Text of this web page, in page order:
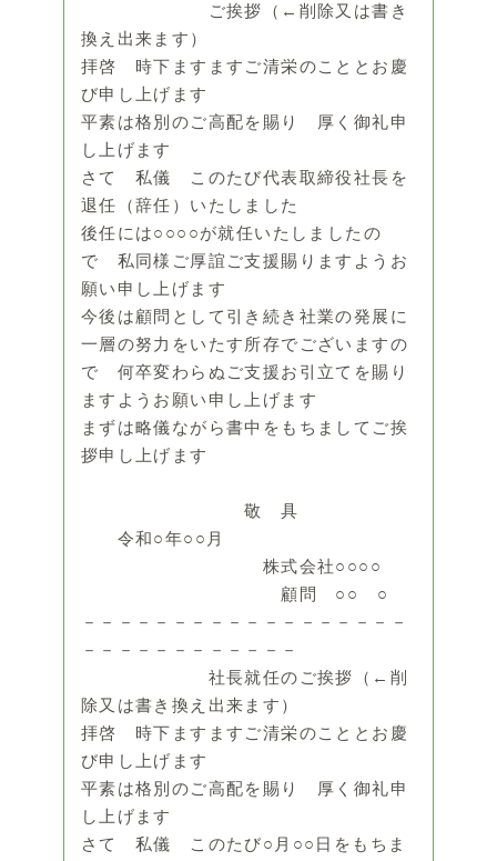
ご挨拶（←削除又は書き
換え出来ます）
拝啓 時下ますますご清栄のこととお慶
び申し上げます
平素は格別のご高配を賜り 厚く御礼申
し上げます
さて 私儀 このたび代表取締役社長を
退任（辞任）いたしました
後任には○○○○が就任いたしましたの
で 私同様ご厚誼ご支援賜りますようお
願い申し上げます
今後は顧問として引き続き社業の発展に
一層の努力をいたす所存でございますの
で 何卒変わらぬご支援お引立てを賜り
ますようお願い申し上げます
まずは略儀ながら書中をもちましてご挨
拶申し上げます
敬 具
令和○年○○月
株式会社○○○○
顧問 ○○ ○
－－－－－－－－－－－－－－－－－－
－－－－－－－－－－－－
社長就任のご挨拶（←削
除又は書き換え出来ます）
拝啓 時下ますますご清栄のこととお慶
び申し上げます
平素は格別のご高配を賜り 厚く御礼申
し上げます
さて 私儀 このたび○月○○日をもちま